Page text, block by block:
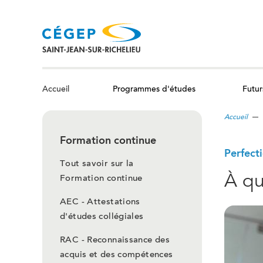
Accueil Programmes d'études
Formation continue
Tout savoir sur la
Formation continue
AEC - Attestations
d'études collégiales
RAC - Reconnaissance des
acquis et des compétences
Accueil
À